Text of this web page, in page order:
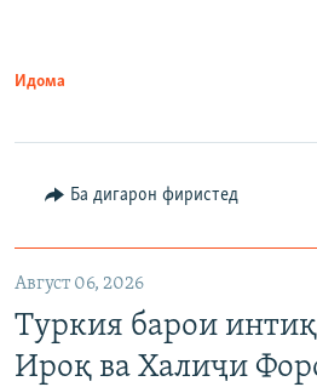
Идома
Ба дигарон фиристед
Август 06, 2026
Туркия барои
Ироқ ва Халиҷи